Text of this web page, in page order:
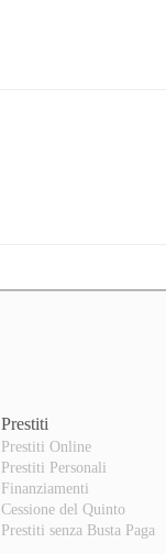
Prestiti
Prestiti Online
Prestiti Personali
Finanziamenti
Cessione del Quinto
Prestiti senza Busta Paga